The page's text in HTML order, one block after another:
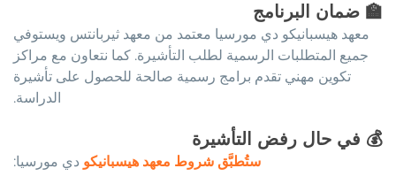
🏫 ضمان البرنامج
معهد هيسبانيكو دي مورسيا معتمد من معهد ثيربانتس ويستوفي
جميع المتطلبات الرسمية لطلب التأشيرة. كما نتعاون مع مراكز
تكوين مهني تقدم برامج رسمية صالحة للحصول على تأشيرة
الدراسة.
💰 في حال رفض التأشيرة
ستُطبَّق شروط معهد هيسبانيكو دي مورسيا: